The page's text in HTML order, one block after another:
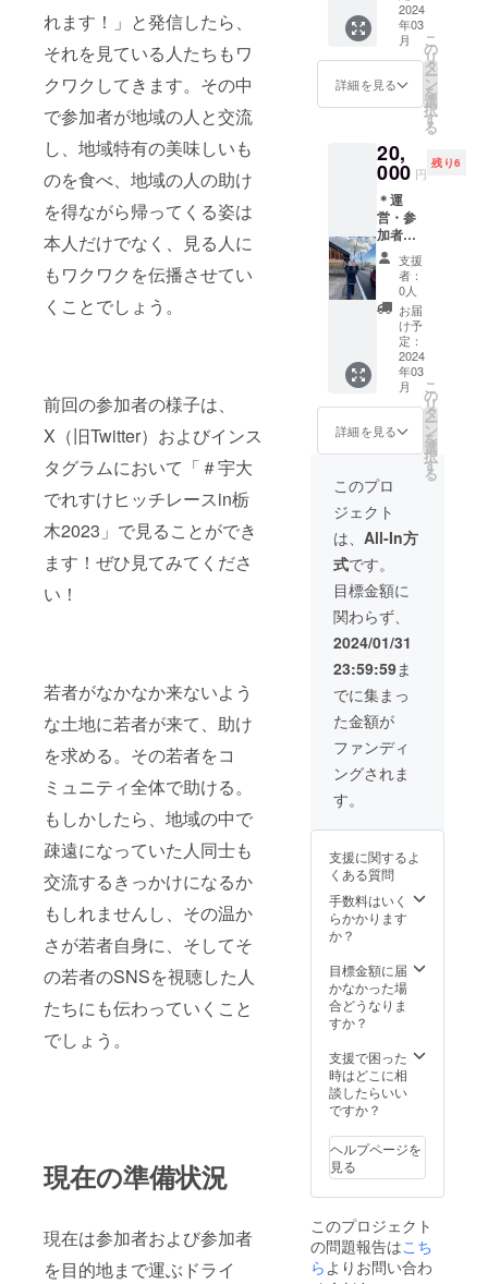
れます！」と発信したら、
それを見ている人たちもワ
クワクしてきます。その中
で参加者が地域の人と交流
し、地域特有の美味しいも
のを食べ、地域の人の助け
を得ながら帰ってくる姿は
本人だけでなく、見る人に
もワクワクを伝播させてい
くことでしょう。
前回の参加者の様子は、
X（旧Twitter）およびインス
タグラムにおいて「＃宇大
でれすけヒッチレースin栃
木2023」で見ることができ
ます！ぜひ見てみてくださ
い！
若者がなかなか来ないよう
な土地に若者が来て、助け
を求める。その若者をコ
ミュニティ全体で助ける。
もしかしたら、地域の中で
疎遠になっていた人同士も
交流するきっかけになるか
もしれませんし、その温か
さが若者自身に、そしてそ
の若者のSNSを視聴した人
たちにも伝わっていくこと
でしょう。
現在の準備状況
現在は参加者および参加者
を目的地まで運ぶドライ
（文
字）の
み】を
掲載し
ます。
人によ
る申し
入れが
ない限
り、半
永久的
に掲載
いたし
ます。
・支
援時、
必ず備
考欄に
掲載を
希望さ
れるお
名前を
い。 ＊
ヒッチ
レース
思い出
フォト
ブック
・B5サ
イズを
想定し
ます。
・参加
者によ
る写真
を中心
にした
構成に
おおよ
そ20
ページ
前後を
予定し
ており
けヒッ
チレー
ス公式
アカウ
ントに
よる個
人・企
介 ・支
援時、
必ず備
考欄に
掲載を
希望さ
れるお
名前を
ご記入
くださ
い。 ・
備考欄
にて経
歴や
ホーム
ペー
ジ、売
カウン
トなど
があり
ました
らでき
る限り
ご記入
くださ
い。 ・
ロゴの
掲載を
希望し
ていた
だきま
したら
そちら
も掲載
いたし
スタグ
ラムに
おける
1：1の
正方形
投稿1枚
たしま
す。 ・
ご協力
申し入
れがな
い限
り、半
に掲載
をさせ
ていた
だきま
手作り
ヒッチ
レース
2024
年03
月
詳細を見る
こ
の
リ
タ
ー
ン
を
選
択
す
る
20,
000 円
残り6
＊運
営・参
加者か
らの直
筆お礼
メッ
セージ
＊宇大
でれす
けヒッ
チレー
ス公式
アカウ
ントに
よる個
人・企
業の紹
介 ・支
援時、
必ず備
考欄に
掲載を
希望さ
れるお
名前を
ご記入
くださ
い。 ・
備考欄
にて経
歴や
ホーム
ペー
ジ、売
カウン
があり
ました
らでき
る限り
ご記入
い。 ・
ロゴの
掲載を
希望し
だきま
したら
そちら
も掲載
ます。
・イン
スタグ
ラムに
1：1の
正方形
投稿1枚
支援
者：
0人
お届
け予
定：
2024
年03
月
詳細を見る
こ
の
リ
タ
ー
ン
を
選
択
す
る
このプロ
ジェクト
は、 All-In方
式です。
目標金額に
関わらず、
2024/01/31
23:59:59ま
でに集まっ
た金額が
ファンディ
ングされま
す。
支援に関するよ
くある質問
手数料はいく
らかかります
か？
目標金額に届
かなかった場
合どうなりま
すか？
支援で困った
時はどこに相
談したらいい
ですか？
ヘルプページを
見る
このプロジェクト
の問題報告はこち
らよりお問い合わ